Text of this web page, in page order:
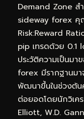
Demand Zone
sideway forex คุ
Risk:Reward
pip เทรดด้วย 0.1
ประวัติความเป็นม
forex มีรากฐานม
พัฒนาขึ้นในช่วงต้
ต่อยอดโดยนักวิเค
Elliott, W.D.